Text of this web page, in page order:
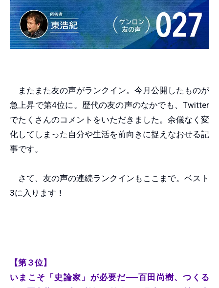
またまた友の声がランクイン。今月公開したものが
急上昇で第4位に。歴代の友の声のなかでも、Twitter
でたくさんのコメントをいただきました。余儀なく変
化してしまった自分や生活を前向きに捉えなおせる記
事です。
さて、友の声の連続ランクインもここまで。ベスト
3に入ります！
【第３位】
いまこそ「史論家」が必要だ──百田尚樹、つくる